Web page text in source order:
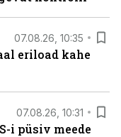
07.08.26, 10:35
eriload kahe
07.08.26, 10:31
i püsiv meede